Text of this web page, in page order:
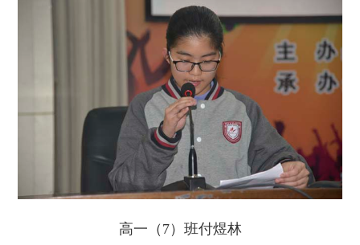
高一（7）班付煜林